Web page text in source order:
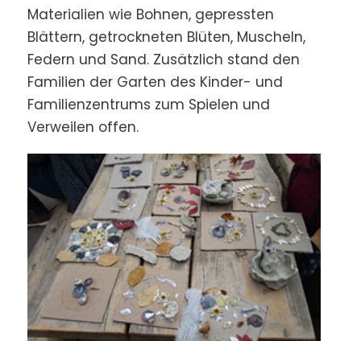
Materialien wie Bohnen, gepressten
Blättern, getrockneten Blüten, Muscheln,
Federn und Sand. Zusätzlich stand den
Familien der Garten des Kinder- und
Familienzentrums zum Spielen und
Verweilen offen.